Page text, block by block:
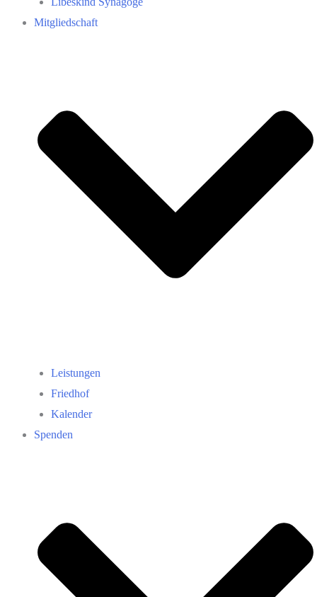
Mitgliedschaft
Leistungen
Friedhof
Kalender
Spenden